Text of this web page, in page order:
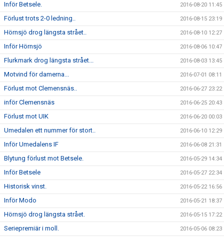
Inför Betsele. 2016-08-20 11:45
Förlust trots 2-0 ledning.. 2016-08-15 23:19
Hörnsjö drog längsta strået.. 2016-08-10 12:27
Inför Hörnsjö 2016-08-06 10:47
Flurkmark drog längsta strået... 2016-08-03 13:45
Motvind för damerna... 2016-07-01 08:11
Förlust mot Clemensnäs.. 2016-06-27 23:22
inför Clemensnäs 2016-06-25 20:43
Förlust mot UIK 2016-06-20 00:03
Umedalen ett nummer för stort.. 2016-06-10 12:29
Inför Umedalens IF 2016-06-08 21:31
Blytung förlust mot Betsele. 2016-05-29 14:34
Inför Betsele 2016-05-27 22:34
Historisk vinst. 2016-05-22 16:56
Inför Modo 2016-05-21 18:37
Hörnsjö drog längsta strået. 2016-05-15 17:22
Seriepremiär i moll. 2016-05-06 08:23